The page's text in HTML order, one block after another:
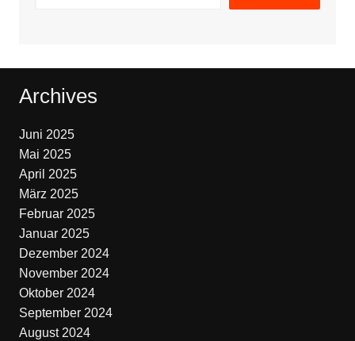
Archives
Juni 2025
Mai 2025
April 2025
März 2025
Februar 2025
Januar 2025
Dezember 2024
November 2024
Oktober 2024
September 2024
August 2024